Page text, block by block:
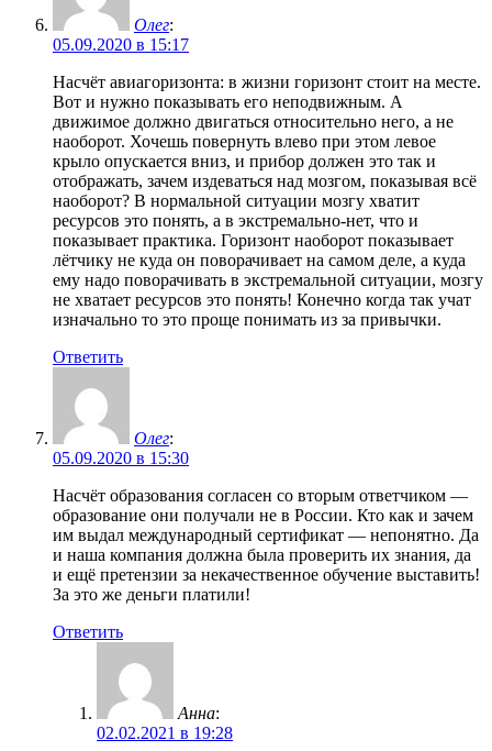
Олег:
05.09.2020 в 15:17
Насчёт авиагоризонта: в жизни горизонт стоит на месте.
Вот и нужно показывать его неподвижным. А
движимое должно двигаться относительно него, а не
наоборот. Хочешь повернуть влево при этом левое
крыло опускается вниз, и прибор должен это так и
отображать, зачем издеваться над мозгом, показывая всё
наоборот? В нормальной ситуации мозгу хватит
ресурсов это понять, а в экстремально-нет, что и
показывает практика. Горизонт наоборот показывает
лётчику не куда он поворачивает на самом деле, а куда
ему надо поворачивать в экстремальной ситуации, мозгу
не хватает ресурсов это понять! Конечно когда так учат
изначально то это проще понимать из за привычки.
Ответить
Олег:
05.09.2020 в 15:30
Насчёт образования согласен со вторым ответчиком —
образование они получали не в России. Кто как и зачем
им выдал международный сертификат — непонятно. Да
и наша компания должна была проверить их знания, да
и ещё претензии за некачественное обучение выставить!
За это же деньги платили!
Ответить
Анна:
02.02.2021 в 19:28